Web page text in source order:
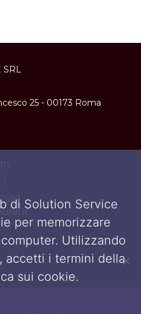
SRL
25 - 00173 Roma
di Solution Service
per memorizzare
Utilizzando
accetti i termini della
sui cookie.